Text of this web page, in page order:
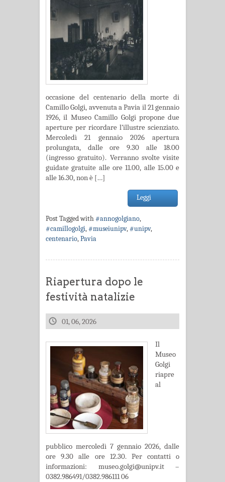
occasione del centenario della morte di
Camillo Golgi, avvenuta a Pavia il 21 gennaio
1926, il Museo Camillo Golgi propone due
aperture per ricordare l’illustre scienziato.
Mercoledì 21 gennaio 2026 apertura
prolungata, dalle ore 9.30 alle 18.00
(ingresso gratuito). Verranno svolte visite
guidate gratuite alle ore 11.00, alle 15.00 e
alle 16.30, non è […]
Leggi
Post Tagged with#annogolgiano,
#camillogolgi,#museiunipv,#unipv,
centenario,Pavia
Riapertura dopo le
festività natalizie
01, 06, 2026
Il
Museo
Golgi
riapre
al
pubblico mercoledì 7 gennaio 2026, dalle
ore 9.30 alle ore 12.30. Per contatti o
informazioni: museo.golgi@unipv.it –
0382.986491/0382.986111 06